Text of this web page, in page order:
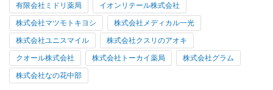
有限会社ミドリ薬局 イオンリテール株式会社
株式会社マツモトキヨシ 株式会社メディカル一光
株式会社ユニスマイル 株式会社クスリのアオキ
クオール株式会社 株式会社トーカイ薬局 株式会社グラム
株式会社なの花中部